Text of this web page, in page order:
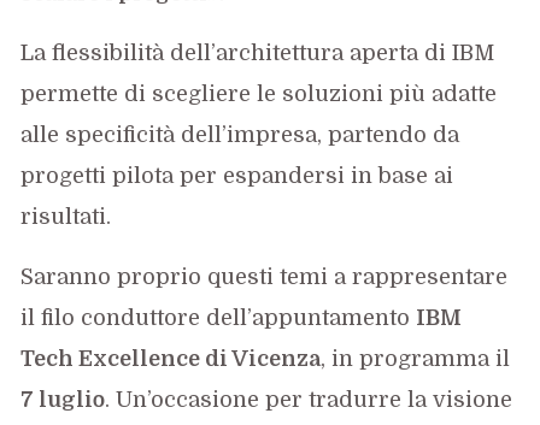
La flessibilità dell’architettura aperta di IBM
permette di scegliere le soluzioni più adatte
alle specificità dell’impresa, partendo da
progetti pilota per espandersi in base ai
risultati.
Saranno proprio questi temi a rappresentare
il filo conduttore dell’appuntamento IBM
Tech Excellence di Vicenza, in programma il
7 luglio. Un’occasione per tradurre la visione